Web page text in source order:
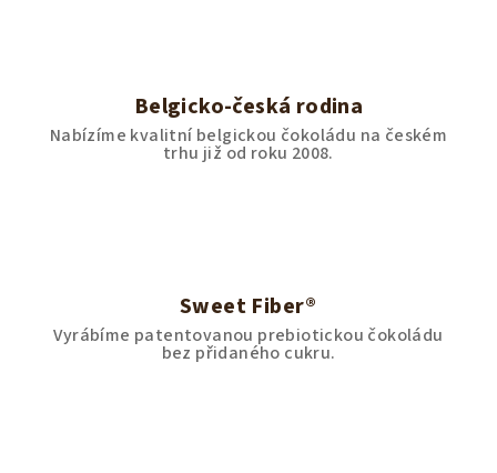
Belgicko-česká rodina
Nabízíme kvalitní belgickou čokoládu na českém
trhu již od roku 2008.
Sweet Fiber®
Vyrábíme patentovanou prebiotickou čokoládu
bez přidaného cukru.